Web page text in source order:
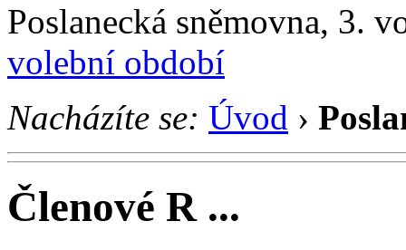
Poslanecká sněmovna, 3.
volební období
Nacházíte se: Úvod ›
Členové R ...